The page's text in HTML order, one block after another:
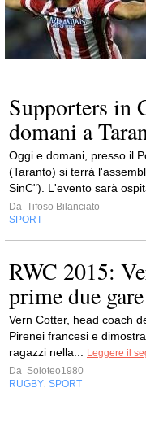
Supporters in
domani a
Oggi e domani, presso il
(Taranto) si terrà
SinC"). L'evento sarà
Da Tifoso Bilanciato
SPORT
RWC 2015:
prime due
Vern Cotter, head coach
Pirenei francesi e
ragazzi nella...
Leggere il
Da Soloteo1980
RUGBY SPORT